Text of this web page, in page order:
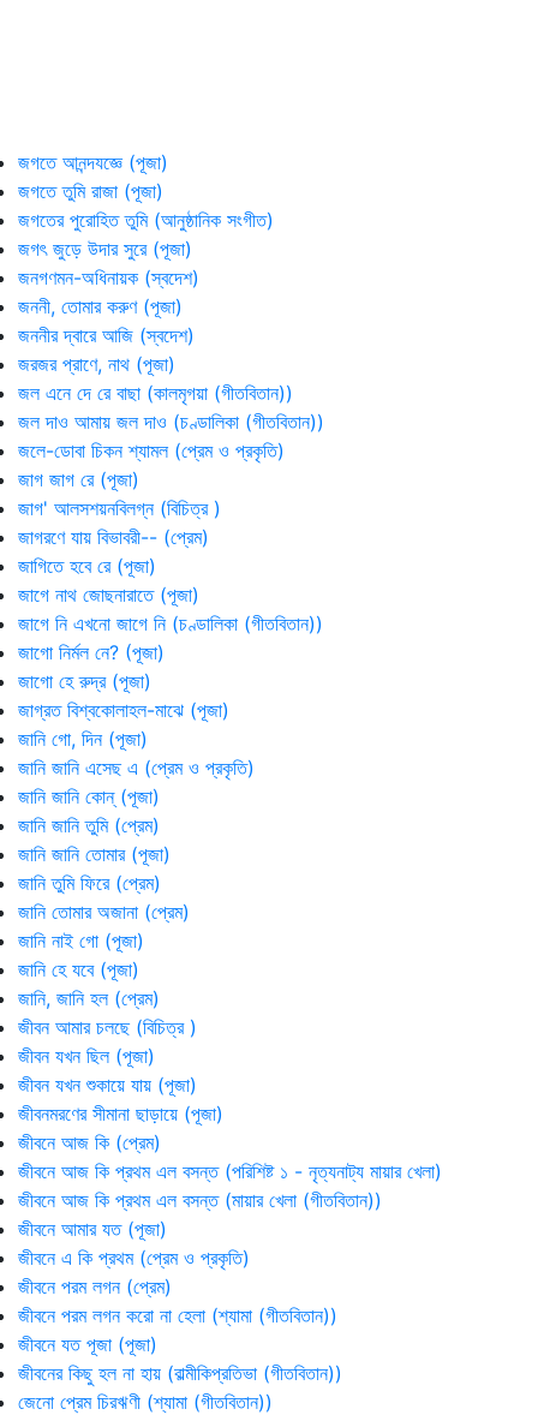
জগতে আনন্দযজ্ঞে (পূজা)
জগতে তুমি রাজা (পূজা)
জগতের পুরোহিত তুমি (আনুষ্ঠানিক সংগীত)
জগৎ জুড়ে উদার সুরে (পূজা)
জনগণমন-অধিনায়ক (স্বদেশ)
জননী, তোমার করুণ (পূজা)
জননীর দ্বারে আজি (স্বদেশ)
জরজর প্রাণে, নাথ (পূজা)
জল এনে দে রে বাছা (কালমৃগয়া (গীতবিতান))
জল দাও আমায় জল দাও (চণ্ডালিকা (গীতবিতান))
জলে-ডোবা চিকন শ্যামল (প্রেম ও প্রকৃতি)
জাগ জাগ রে (পূজা)
জাগ' আলসশয়নবিলগ্ন (বিচিত্র )
জাগরণে যায় বিভাবরী-- (প্রেম)
জাগিতে হবে রে (পূজা)
জাগে নাথ জোছনারাতে (পূজা)
জাগে নি এখনো জাগে নি (চণ্ডালিকা (গীতবিতান))
জাগো নির্মল নে? (পূজা)
জাগো হে রুদ্র (পূজা)
জাগ্রত বিশ্বকোলাহল-মাঝে (পূজা)
জানি গো, দিন (পূজা)
জানি জানি এসেছ এ (প্রেম ও প্রকৃতি)
জানি জানি কোন্ (পূজা)
জানি জানি তুমি (প্রেম)
জানি জানি তোমার (পূজা)
জানি তুমি ফিরে (প্রেম)
জানি তোমার অজানা (প্রেম)
জানি নাই গো (পূজা)
জানি হে যবে (পূজা)
জানি, জানি হল (প্রেম)
জীবন আমার চলছে (বিচিত্র )
জীবন যখন ছিল (পূজা)
জীবন যখন শুকায়ে যায় (পূজা)
জীবনমরণের সীমানা ছাড়ায়ে (পূজা)
জীবনে আজ কি (প্রেম)
জীবনে আজ কি প্রথম এল বসন্ত (পরিশিষ্ট ১ - নৃত্যনাট্য মায়ার খেলা)
জীবনে আজ কি প্রথম এল বসন্ত (মায়ার খেলা (গীতবিতান))
জীবনে আমার যত (পূজা)
জীবনে এ কি প্রথম (প্রেম ও প্রকৃতি)
জীবনে পরম লগন (প্রেম)
জীবনে পরম লগন করো না হেলা (শ্যামা (গীতবিতান))
জীবনে যত পূজা (পূজা)
জীবনের কিছু হল না হায় (বাল্মীকিপ্রতিভা (গীতবিতান))
জেনো প্রেম চিরঋণী (শ্যামা (গীতবিতান))